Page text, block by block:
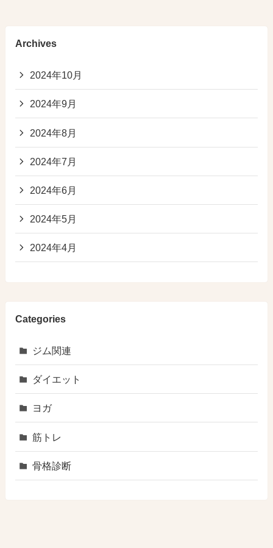
Archives
2024年10月
2024年9月
2024年8月
2024年7月
2024年6月
2024年5月
2024年4月
Categories
ジム関連
ダイエット
ヨガ
筋トレ
骨格診断